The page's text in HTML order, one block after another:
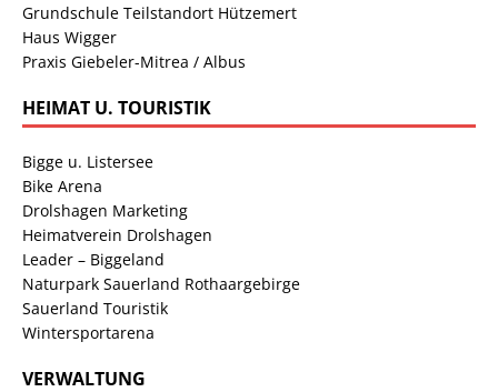
Grundschule Teilstandort Hützemert
Haus Wigger
Praxis Giebeler-Mitrea / Albus
HEIMAT U. TOURISTIK
Bigge u. Listersee
Bike Arena
Drolshagen Marketing
Heimatverein Drolshagen
Leader – Biggeland
Naturpark Sauerland Rothaargebirge
Sauerland Touristik
Wintersportarena
VERWALTUNG